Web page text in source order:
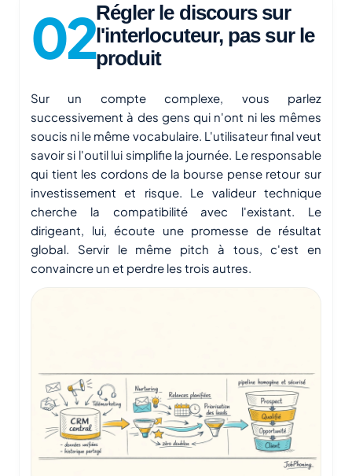
Régler le discours sur
l'interlocuteur, pas sur le
produit
Sur un compte complexe, vous parlez
successivement à des gens qui n'ont ni les mêmes
soucis ni le même vocabulaire. L'utilisateur final veut
savoir si l'outil lui simplifie la journée. Le responsable
qui tient les cordons de la bourse pense retour sur
investissement et risque. Le valideur technique
cherche la compatibilité avec l'existant. Le
dirigeant, lui, écoute une promesse de résultat
global. Servir le même pitch à tous, c'est en
convaincre un et perdre les trois autres.